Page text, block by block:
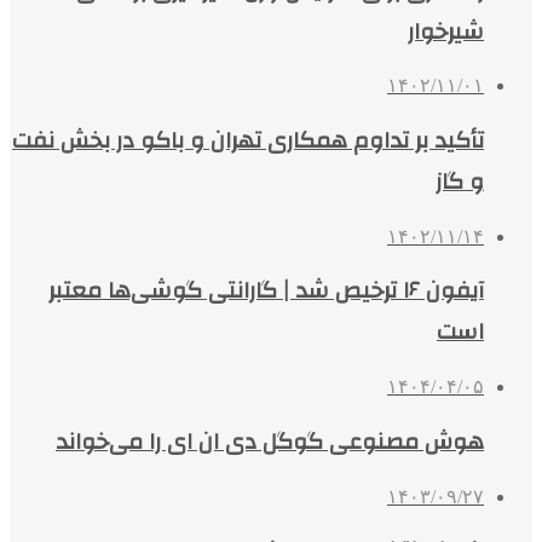
شیرخوار
۱۴۰۲/۱۱/۰۱
تأکید بر تداوم همکاری تهران و باکو در بخش نفت
و گاز
۱۴۰۲/۱۱/۱۴
آیفون ۱۶ ترخیص شد | گارانتی گوشی‌ها معتبر
است
۱۴۰۴/۰۴/۰۵
هوش مصنوعی گوگل دی ان ای را می‌خواند
۱۴۰۳/۰۹/۲۷